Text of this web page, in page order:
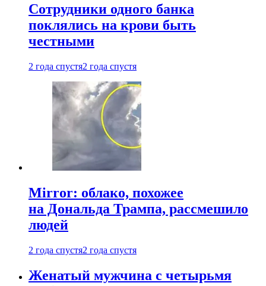
Сотрудники одного банка
поклялись на крови быть
честными
2 года спустя2 года спустя
Mirror: облако, похожее
на Дональда Трампа, рассмешило
людей
2 года спустя2 года спустя
Женатый мужчина с четырьмя